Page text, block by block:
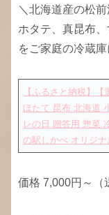
＼北海道産の松
ホタテ、真昆布
をご家庭の冷蔵
【ふるさと納税】
ほたて 昆布 北海道
レの日 贈答用 惣菜
の駅しかべ オリジ
価格 7,000円～（